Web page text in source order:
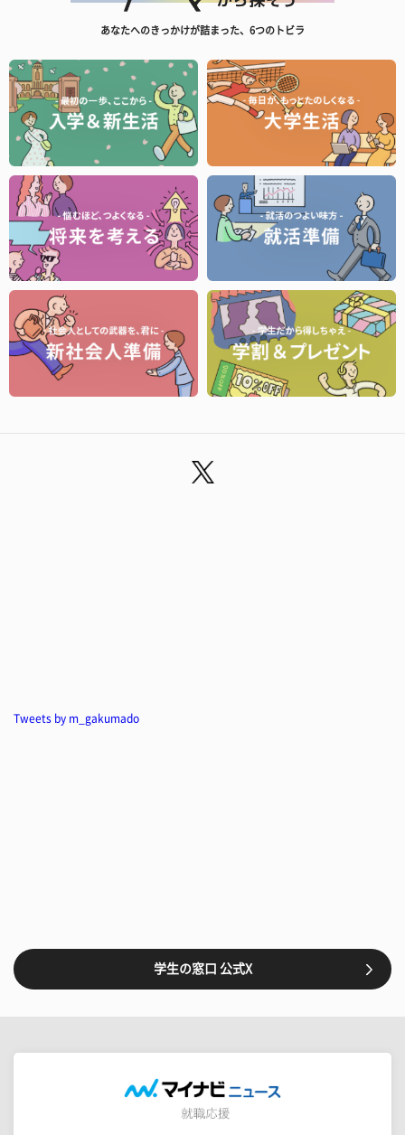
あなたへのきっかけが詰まった、6つのトビラ
Tweets by m_gakumado
学生の窓口 公式X